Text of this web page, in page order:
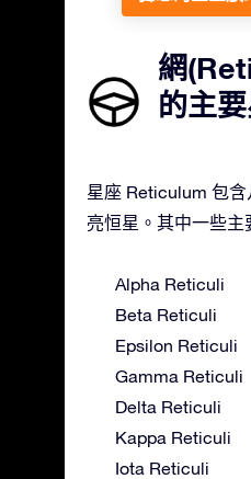
網
的主
星座 Reticulum 包
亮恒星。其中一些主
Alpha Reticuli
Beta Reticuli
Epsilon Reticuli
Gamma Reticuli
Delta Reticuli
Kappa Reticuli
Iota Reticuli